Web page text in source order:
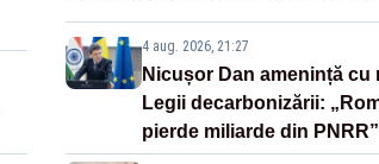
4 aug. 2026, 21:27
Nicușor Dan amenință cu
Legii decarbonizării:
pierde miliarde din PNRR”